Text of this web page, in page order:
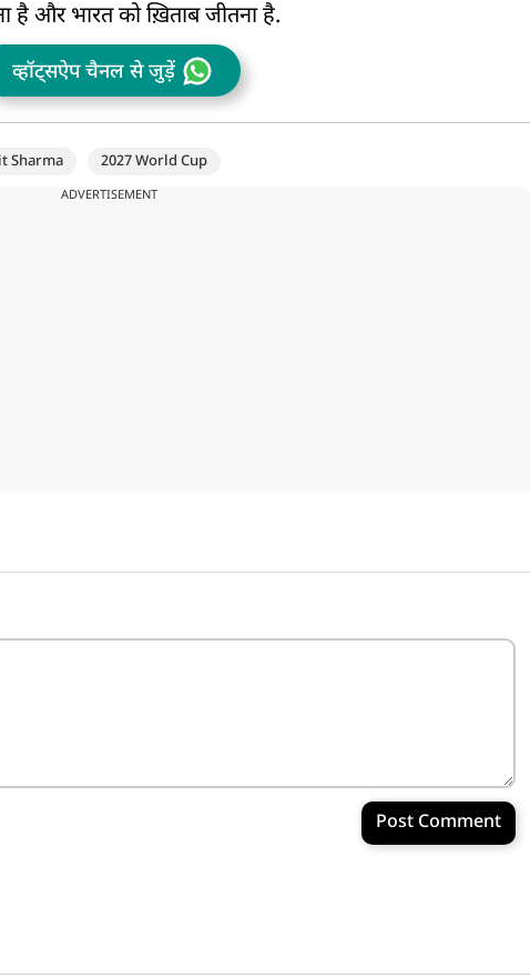
है और भारत को ख़िताब जीतना है.
व्हॉट्सऐप चैनल से जुड़ें
Sharma 2027 World Cup
ADVERTISEMENT
Post Comment